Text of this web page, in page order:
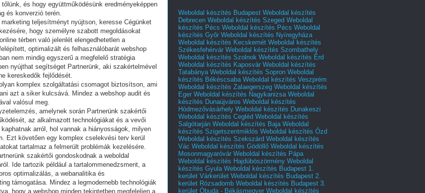
és hogy együttműködésünk eredményeképpen
és konverzió terén.
teljesítményt nyújtson, keresse Cégünket
hogy személyre szabott megoldásokat
térben való jelenlét elengedhetetlen a
optimalizált és felhasználóbarát webshop
nem mindig egyszerű a megfelelő stratégia
nyújthat segítséget Partnerünk, aki szakértelmével
kereskedők fejlődését.
komplex szolgáltatási csomagot biztosítson, ami
azt a siker kulcsává. Mindez a webshop audit és
valósul meg.
amelynek során Partnerünk szakértői
az alkalmazott technológiákat és a vevői
arról, hol vannak a hiányosságok, milyen
Ezt követően egy komplex cselekvési terv kerül
tartalmaz a felmerült problémák kezelésére.
szakértői gondoskodnak a weboldal
Ide tartozik például a tartalommenedzsment, a
optimalizálás, a webanalitika és
támogatása. Mindez a legmodernebb technológiák
hogy a webshop minden tekintetben megfeleljen a
Weboldal készítés Budapest Weboldal készítés
Debrecen Weboldal készítés Szeged Weboldal
készítés Pécs Weboldal készítés Pécs Weboldal
készítés Győr Weboldal készítés Nyíregyháza
Weboldal készítés Kecskemét Weboldal készítés
Székesfehérvár Weboldal készítés Szombathely
Weboldal készítés Szolnok Weboldal készítés Érd
Weboldal készítés Kaposvár Weboldal készítés
Tatabánya Weboldal készítés Sopron Weboldal
készítés Békéscsaba Weboldal készítés Veszprém
Weboldal készítés Zalaegerszeg Weboldal készítés
Eger Weboldal készítés Nagykanizsa Weboldal
készítés Dunaújváros Weboldal készítés
Hódmezővásárhely Weboldal készítés Dunakeszi
Weboldal készítés Cegléd Weboldal készítés
Salgótarján Weboldal készítés Baja Weboldal
készítés Szigetszentmiklós Weboldal készítés Ózd
Weboldal készítés Szekszárd Weboldal készítés
Vác Weboldal készítés Gödöllő Weboldal készítés
Mosonmagyaróvár Weboldal készítés Pápa
Weboldal készítés Hajdúböszörmény Weboldal
készítés Gyula Weboldal készítés Budapest 1.
kerület Várkerület Weboldal készítés Budapest 2.
kerület Rózsadomb Weboldal készítés Budapest 3.
kerület Óbuda - Békásmegyer Weboldal készítés